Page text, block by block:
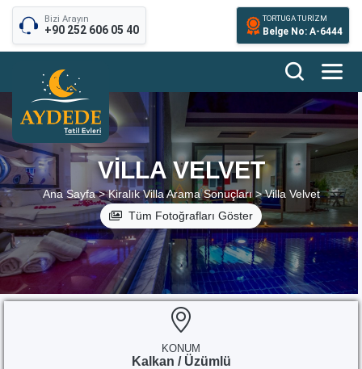
Bizi Arayın
+90 252 606 05 40
TORTUGA TURİZM
Belge No: A-6444
VILLA VELVET
Ana Sayfa > Kiralık Villa Arama Sonuçları > Villa Velvet
Tüm Fotoğrafları Göster
KONUM
Kalkan / Üzümlü